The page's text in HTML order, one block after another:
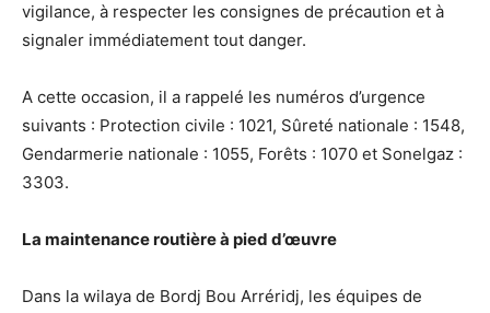
vigilance, à respecter les consignes de précaution et à
signaler immédiatement tout danger.
A cette occasion, il a rappelé les numéros d’urgence
suivants : Protection civile : 1021, Sûreté nationale : 1548,
Gendarmerie nationale : 1055, Forêts : 1070 et Sonelgaz :
3303.
La maintenance routière à pied d’œuvre
Dans la wilaya de Bordj Bou Arréridj, les équipes de